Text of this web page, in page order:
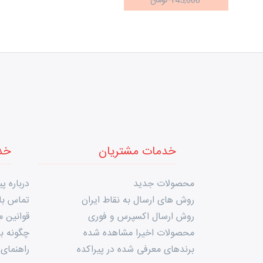
خدمات مشتریان
محصولات جدید
روش های ارسال به نقاط ایران
روش ارسال اکسپرس و فوری
محصولات اخیرا مشاهده شده
برندهای معرفی شده در پیراکده
درباره
تماس
چگونه